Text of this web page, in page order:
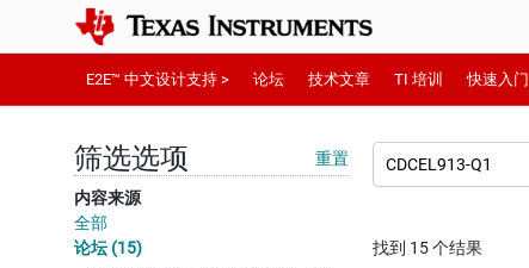
E2E™ 中文设计支持 > 论坛 技术文章 TI 培训 快速入门
筛选选项 重置
内容来源
全部
论坛 (15)
找到 15 个结果